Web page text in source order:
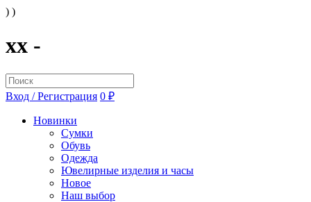
) )
xx -
Вход / Регистрация 0 ₽
Новинки
Сумки
Обувь
Одежда
Ювелирные изделия и часы
Новое
Наш выбор